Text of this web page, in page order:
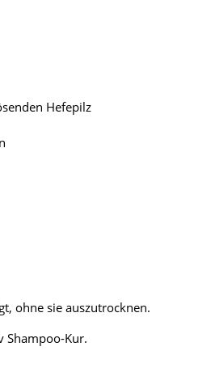
Hefepilz
ohne sie auszutrocknen.
Shampoo-Kur.